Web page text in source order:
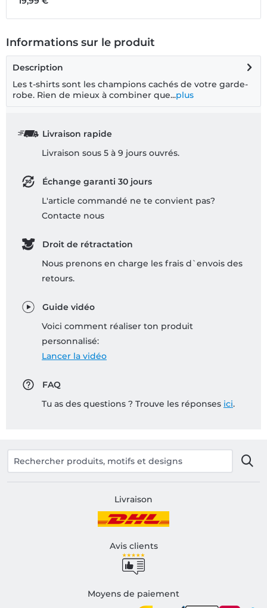
Informations sur le produit
Description
Les t-shirts sont les champions cachés de votre garde-
robe. Rien de mieux à combiner que...plus
Livraison rapide
Livraison sous 5 à 9 jours ouvrés.
Échange garanti 30 jours
L'article commandé ne te convient pas?
Contacte nous
Droit de rétractation
Nous prenons en charge les frais d`envois des
retours.
Guide vidéo
Voici comment réaliser ton produit
personnalisé:
Lancer la vidéo
FAQ
Tu as des questions ? Trouve les réponses ici.
Livraison
Avis clients
Moyens de paiement